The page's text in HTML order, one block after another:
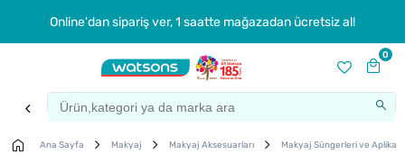
Online'dan sipariş ver, 1 saatte mağazadan ücretsiz al!
0
Ana Sayfa Makyaj Makyaj Aksesuarları Makyaj Süngerleri ve